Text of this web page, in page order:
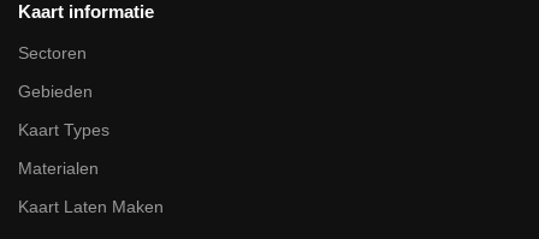
Kaart informatie
Sectoren
Gebieden
Kaart Types
Materialen
Kaart Laten Maken